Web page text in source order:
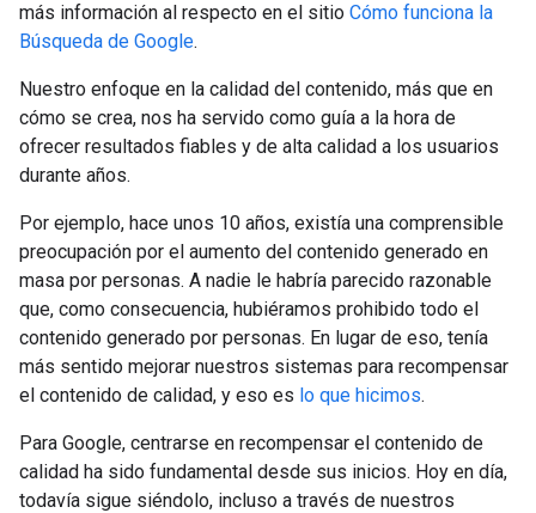
más información al respecto en el sitio Cómo funciona la
Búsqueda de Google.
Nuestro enfoque en la calidad del contenido, más que en
cómo se crea, nos ha servido como guía a la hora de
ofrecer resultados fiables y de alta calidad a los usuarios
durante años.
Por ejemplo, hace unos 10 años, existía una comprensible
preocupación por el aumento del contenido generado en
masa por personas. A nadie le habría parecido razonable
que, como consecuencia, hubiéramos prohibido todo el
contenido generado por personas. En lugar de eso, tenía
más sentido mejorar nuestros sistemas para recompensar
el contenido de calidad, y eso es lo que hicimos.
Para Google, centrarse en recompensar el contenido de
calidad ha sido fundamental desde sus inicios. Hoy en día,
todavía sigue siéndolo, incluso a través de nuestros